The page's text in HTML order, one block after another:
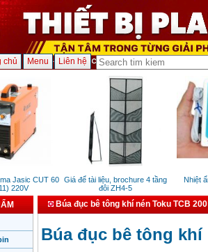
chủ Menu Liên hệ
Jasic CUT 60
220V
Giá để tài liệu, brochure 4 tầng
đôi ZH4-5
Nhiệt
Búa đục bê tông khí nén Toku TCB 200
Búa đục bê tông khí